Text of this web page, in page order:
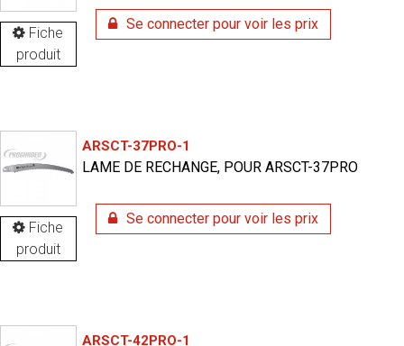
Fiche
produit
Se connecter pour voir les prix
Fiche
produit
ARSCT-37PRO-1
LAME DE RECHANGE, POUR ARSCT-37PRO
Se connecter pour voir les prix
ARSCT-42PRO-1